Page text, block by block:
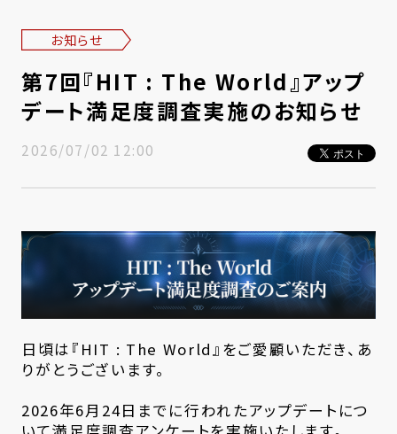
お知らせ
第7回『HIT : The World』アップ
デート満足度調査実施のお知らせ
2026/07/02 12:00
日頃は『HIT : The World』をご愛顧いただき、あ
りがとうございます。
2026年6月24日までに行われたアップデートにつ